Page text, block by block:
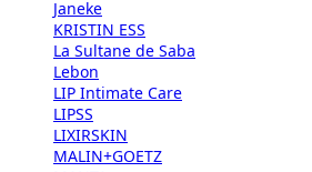
Janeke
KRISTIN ESS
La Sultane de Saba
Lebon
LIP Intimate Care
LIPSS
LIXIRSKIN
MALIN+GOETZ